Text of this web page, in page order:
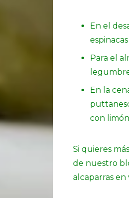
En el
Para el
En la
con
Si quieres
de nuestro
alcaparras en